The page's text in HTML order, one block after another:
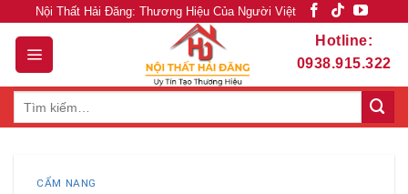
content
Nội Thất Hải Đăng: Thương Hiệu Của Người Việt
Hotline:
0938.915.322
CẨM NANG